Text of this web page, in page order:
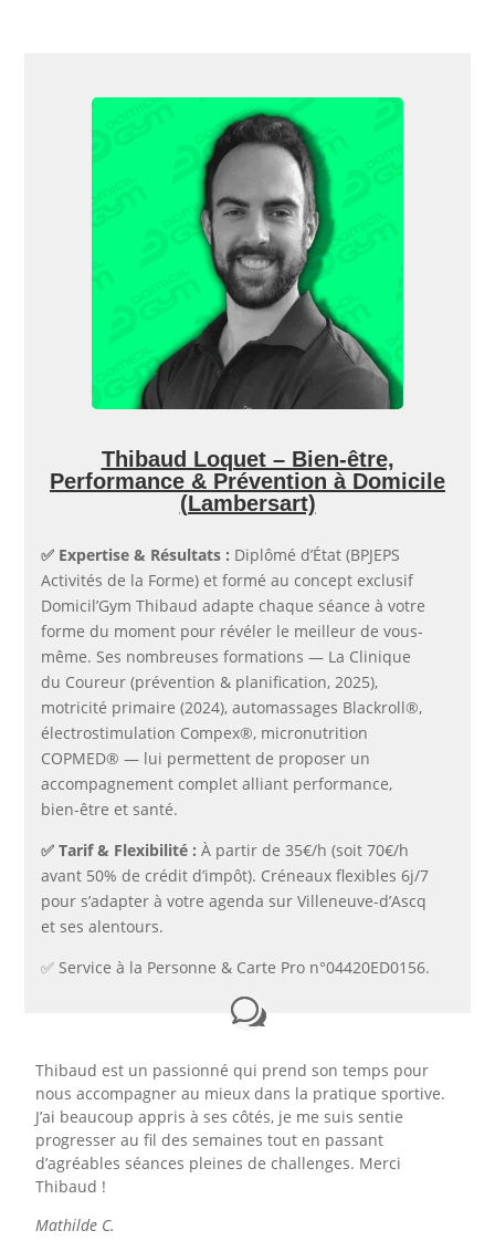
Thibaud Loquet – Bien-être,
Performance & Prévention à Domicile
(Lambersart)
✅​ Expertise & Résultats : Diplômé d’État (BPJEPS
Activités de la Forme) et formé au concept exclusif
Domicil’Gym Thibaud adapte chaque séance à votre
forme du moment pour révéler le meilleur de vous-
même. Ses nombreuses formations — La Clinique
du Coureur (prévention & planification, 2025),
motricité primaire (2024), automassages Blackroll®,
électrostimulation Compex®, micronutrition
COPMED® — lui permettent de proposer un
accompagnement complet alliant performance,
bien-être et santé.
✅​ Tarif & Flexibilité : À partir de 35€/h (soit 70€/h
avant 50% de crédit d’impôt). Créneaux flexibles 6j/7
pour s’adapter à votre agenda sur Villeneuve-d’Ascq
et ses alentours.
✅​ Service à la Personne & Carte Pro n°04420ED0156.
Thibaud est un passionné qui prend son temps pour
nous accompagner au mieux dans la pratique sportive.
J’ai beaucoup appris à ses côtés, je me suis sentie
progresser au fil des semaines tout en passant
d’agréables séances pleines de challenges. Merci
Thibaud !
Mathilde C.